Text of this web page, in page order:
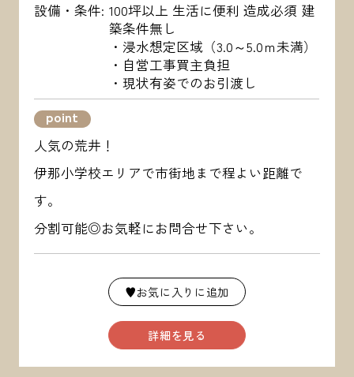
設備・条件 100坪以上 生活に便利 造成必須 建
築条件無し
・浸水想定区域（3.0～5.0ｍ未満）
・自営工事買主負担
・現状有姿でのお引渡し
point
人気の荒井！
伊那小学校エリアで市街地まで程よい距離で
す。
分割可能◎お気軽にお問合せ下さい。
♥お気に入りに追加
詳細を見る